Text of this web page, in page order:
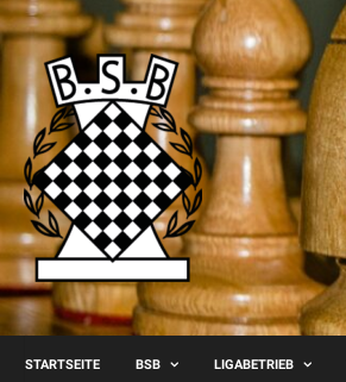
Skip
to
content
STARTSEITE BSB LIGABETRIEB